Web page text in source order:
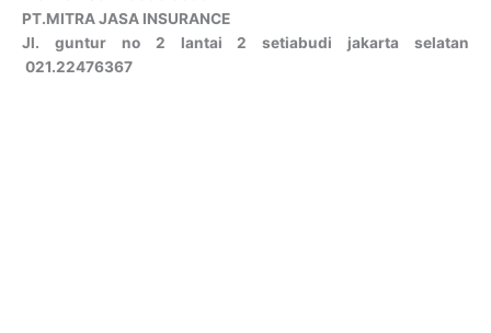
PT.MITRA JASA INSURANCE
Jl. guntur no 2 lantai 2 setiabudi jakarta selatan
021.22476367